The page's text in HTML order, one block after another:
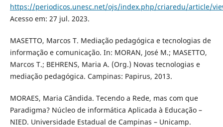
https://periodicos.unesc.net/ojs/index.php/criaredu/article/
Acesso em: 27 jul. 2023.
MASETTO, Marcos T. Mediação pedagógica e tecnologias de
informação e comunicação. In: MORAN, José M.; MASETTO,
Marcos T.; BEHRENS, Maria A. (Org.) Novas tecnologias e
mediação pedagógica. Campinas: Papirus, 2013.
MORAES, Maria Cândida. Tecendo a Rede, mas com que
Paradigma? Núcleo de informática Aplicada à Educação –
NIED. Universidade Estadual de Campinas – Unicamp.